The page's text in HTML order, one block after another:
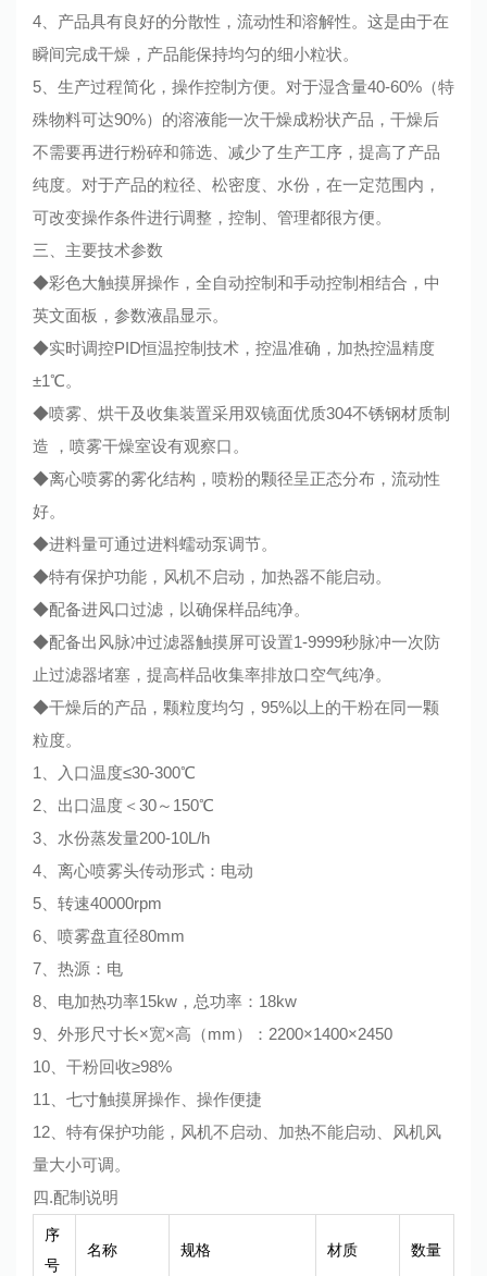
4、产品具有良好的分散性，流动性和溶解性。这是由于在
瞬间完成干燥，产品能保持均匀的细小粒状。
5、生产过程简化，操作控制方便。对于湿含量40-60%（特
殊物料可达90%）的溶液能一次干燥成粉状产品，干燥后
不需要再进行粉碎和筛选、减少了生产工序，提高了产品
纯度。对于产品的粒径、松密度、水份，在一定范围内，
可改变操作条件进行调整，控制、管理都很方便。
三、主要技术参数
◆彩色大触摸屏操作，全自动控制和手动控制相结合，中
英文面板，参数液晶显示。
◆实时调控PID恒温控制技术，控温准确，加热控温精度
±1℃。
◆喷雾、烘干及收集装置采用双镜面优质304不锈钢材质制
造 ，喷雾干燥室设有观察口。
◆离心喷雾的雾化结构，喷粉的颗径呈正态分布，流动性
好。
◆进料量可通过进料蠕动泵调节。
◆特有保护功能，风机不启动，加热器不能启动。
◆配备进风口过滤，以确保样品纯净。
◆配备出风脉冲过滤器触摸屏可设置1-9999秒脉冲一次防
止过滤器堵塞，提高样品收集率排放口空气纯净。
◆干燥后的产品，颗粒度均匀，95%以上的干粉在同一颗
粒度。
1、入口温度≤30-300℃
2、出口温度＜30～150℃
3、水份蒸发量200-10L/h
4、离心喷雾头传动形式：电动
5、转速40000rpm
6、喷雾盘直径80mm
7、热源：电
8、电加热功率15kw，总功率：18kw
9、外形尺寸长×宽×高（mm）：2200×1400×2450
10、干粉回收≥98%
11、七寸触摸屏操作、操作便捷
12、特有保护功能，风机不启动、加热不能启动、风机风
量大小可调。
四.配制说明
序
号
名称 规格 材质 数量